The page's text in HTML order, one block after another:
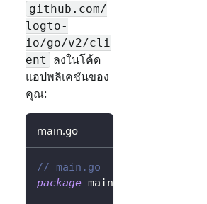
github.com/
logto-
io/go/v2/cli
ent
ลงในโค้ด
แอปพลิเคชันของ
คุณ:
main.go
// main.go
package main